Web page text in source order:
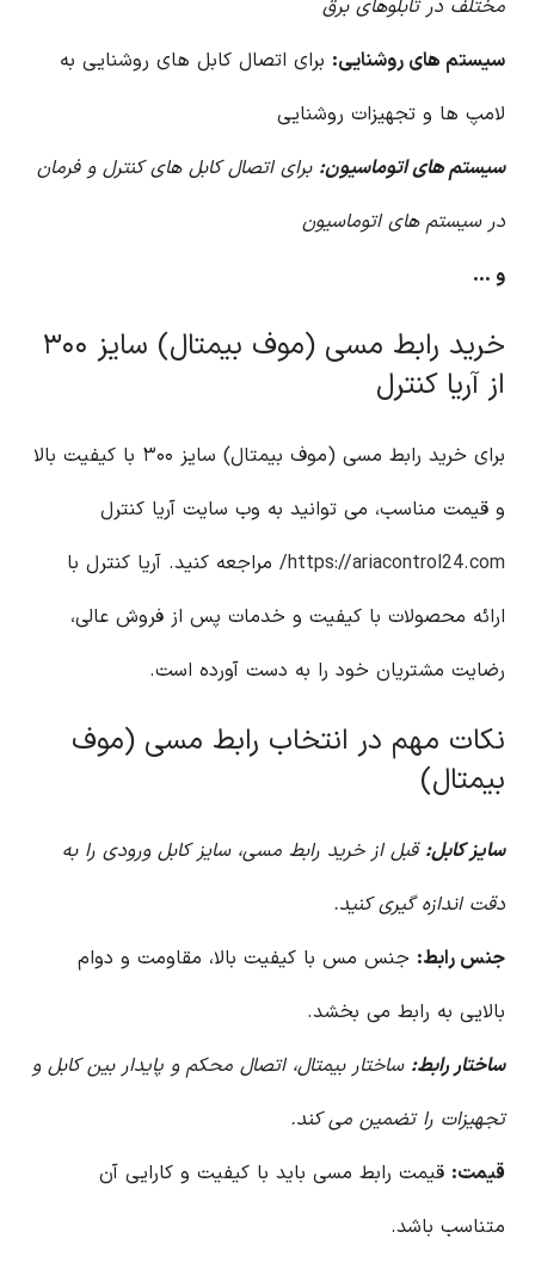
مختلف در تابلوهای برق
سیستم های روشنایی: برای اتصال کابل های روشنایی به
لامپ ها و تجهیزات روشنایی
سیستم های اتوماسیون: برای اتصال کابل های کنترل و فرمان
در سیستم های اتوماسیون
و …
خرید رابط مسی (موف بیمتال) سایز ۳۰۰
از آریا کنترل
برای خرید رابط مسی (موف بیمتال) سایز ۳۰۰ با کیفیت بالا
و قیمت مناسب، می توانید به وب سایت آریا کنترل
https://ariacontrol24.com/ مراجعه کنید. آریا کنترل با
ارائه محصولات با کیفیت و خدمات پس از فروش عالی،
رضایت مشتریان خود را به دست آورده است.
نکات مهم در انتخاب رابط مسی (موف
بیمتال)
سایز کابل: قبل از خرید رابط مسی، سایز کابل ورودی را به
دقت اندازه گیری کنید.
جنس رابط: جنس مس با کیفیت بالا، مقاومت و دوام
بالایی به رابط می بخشد.
ساختار رابط: ساختار بیمتال، اتصال محکم و پایدار بین کابل و
تجهیزات را تضمین می کند.
قیمت: قیمت رابط مسی باید با کیفیت و کارایی آن
متناسب باشد.